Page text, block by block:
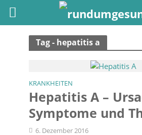
Tag - hepatitis a
KRANKHEITEN
Hepatitis A –
Symptome und
6. Dezember 2016